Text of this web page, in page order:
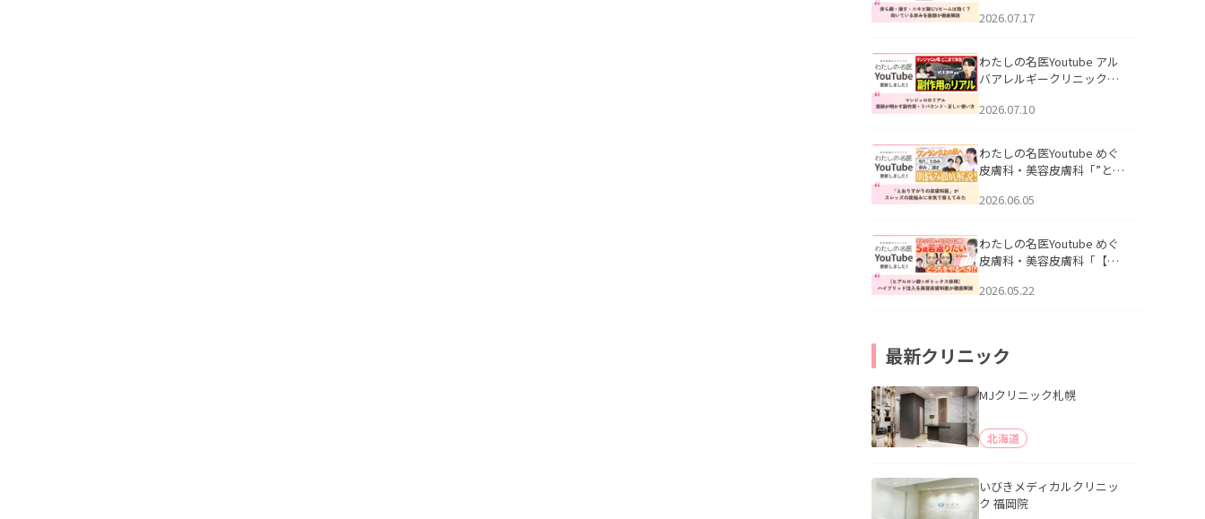
跡にVビームは効く？向いて
説」を公開いたしました。
2026.07.17
わたしの名医Youtube アル
バアレルギークリニック札
医師が明かす副作用・リバ
公開いたしました。
2026.07.10
わたしの名医Youtube めぐ
皮膚科・美容皮膚科「”とお
ッズの肌悩みに本気で答え
た。
2026.06.05
わたしの名医Youtube めぐ
皮膚科・美容皮膚科「【ヒ
用】ハイブリッド注入を美
2026.05.22
最新クリニック
MJクリニック札幌
北海道
いびきメディカルクリニッ
ク 福岡院